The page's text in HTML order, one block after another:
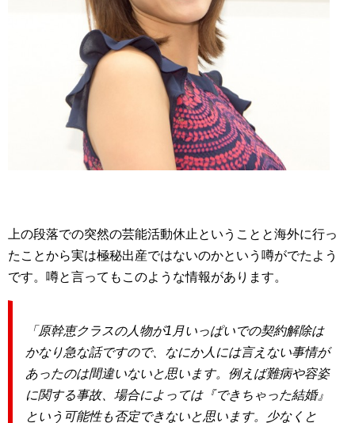
上の段落での突然の芸能活動休止ということと海外に行っ
たことから実は極秘出産ではないのかという噂がでたよう
です。噂と言ってもこのような情報があります。
「原幹恵クラスの人物が1月いっぱいでの契約解除は
かなり急な話ですので、なにか人には言えない事情が
あったのは間違いないと思います。例えば難病や容姿
に関する事故、場合によっては『できちゃった結婚』
という可能性も否定できないと思います。少なくと